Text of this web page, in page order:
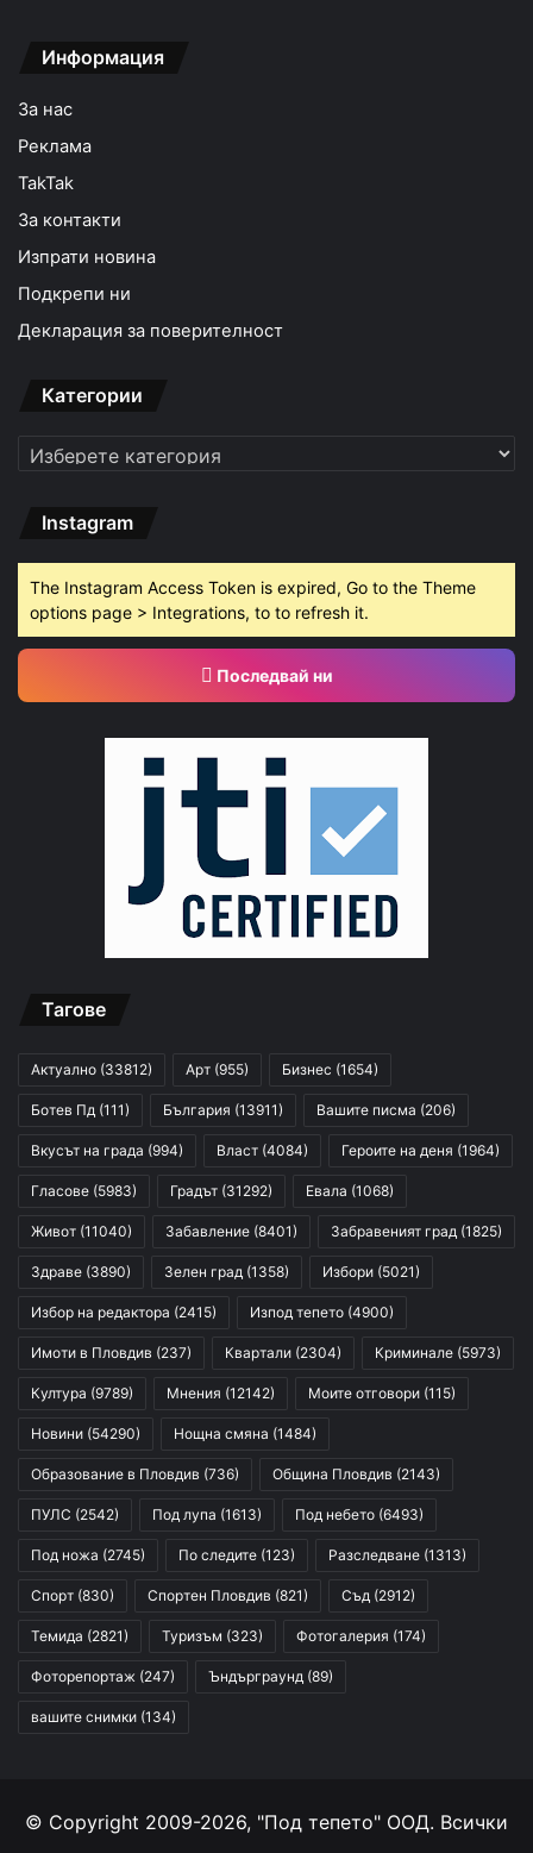
Информация
За нас
Реклама
TakTak
За контакти
Изпрати новина
Подкрепи ни
Декларация за поверителност
Категории
Категории
Instagram
The Instagram Access Token is expired, Go to the Theme
options page > Integrations, to to refresh it.
Последвай ни
Тагове
Актуално (33812) Арт (955) Бизнес (1654)
Ботев Пд (111) България (13911) Вашите писма (206)
Вкусът на града (994) Власт (4084) Героите на деня (1964)
Гласове (5983) Градът (31292) Евала (1068)
Живот (11040) Забавление (8401) Забравеният град (1825)
Здраве (3890) Зелен град (1358) Избори (5021)
Избор на редактора (2415) Изпод тепето (4900)
Имоти в Пловдив (237) Квартали (2304) Криминале (5973)
Култура (9789) Мнения (12142) Моите отговори (115)
Новини (54290) Нощна смяна (1484)
Образование в Пловдив (736) Община Пловдив (2143)
ПУЛС (2542) Под лупа (1613) Под небето (6493)
Под ножа (2745) По следите (123) Разследване (1313)
Спорт (830) Спортен Пловдив (821) Съд (2912)
Темида (2821) Туризъм (323) Фотогалерия (174)
Фоторепортаж (247) Ъндърграунд (89)
вашите снимки (134)
© Copyright 2009-2026, "Под тепето" ООД. Всички